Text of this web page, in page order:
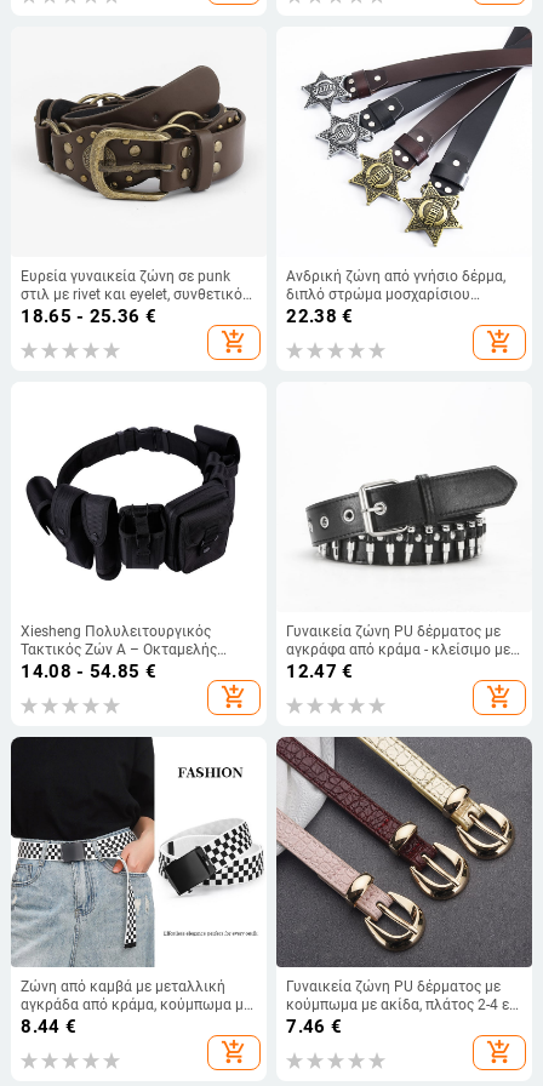
Ευρεία γυναικεία ζώνη σε punk
στιλ με rivet και eyelet, συνθετικό
δέρμα, μεταλλική αγκράφα από
κράμα, κούμπωμα με pin, πλάτος
2–4 cm
18.65 - 25.36 €
add_shopping_cart
Ανδρική ζώνη από γνήσιο δέρμα,
διπλό στρώμα μοσχαρίσιου
δέρματος, αγκράφα σε στυλ
σερίφη από χυτό μέταλλο, πλάτος
2–4 εκ.
22.38 €
add_shopping_cart
Xiesheng Πολυλειτουργικός
Τακτικός Ζών Α – Οκταμελής
Εξοπλισμός Ασφάλειας
Περιπολίας, Ζώνη από Νάιλον
Oxford Καμβά, Πλαστικό
Κούμπωμα, Πλάτος >4 εκ, Ατομικά
14.08 - 54.85 €
add_shopping_cart
Γυναικεία ζώνη PU δέρματος με
αγκράφα από κράμα - κλείσιμο με
αγκράφα, πλάτος 2-4 εκ, μάρκα
12.47 €
add_shopping_cart
Ζώνη από καμβά με μεταλλική
αγκράδα από κράμα, κούμπωμα με
snaps, πλάτος 2–4 εκ, ρετρό στυλ
8.44 €
add_shopping_cart
Γυναικεία ζώνη PU δέρματος με
κούμπωμα με ακίδα, πλάτος 2-4 εκ,
vintage στυλ, κράμα
7.46 €
add_shopping_cart